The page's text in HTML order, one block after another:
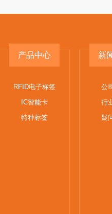
产品中心
RFID电子标签
IC智能卡
特种标签
新
公
行
疑